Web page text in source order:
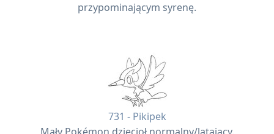
przypominającym syrenę.
731 - Pikipek